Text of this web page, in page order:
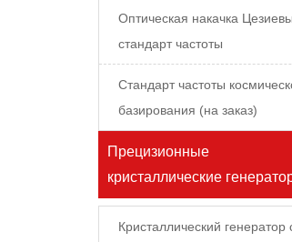
Оптическая накачка
стандарт частоты
Стандарт частоты
базирования (на заказ)
Прецизионные
кристаллические
Кристаллический генератор